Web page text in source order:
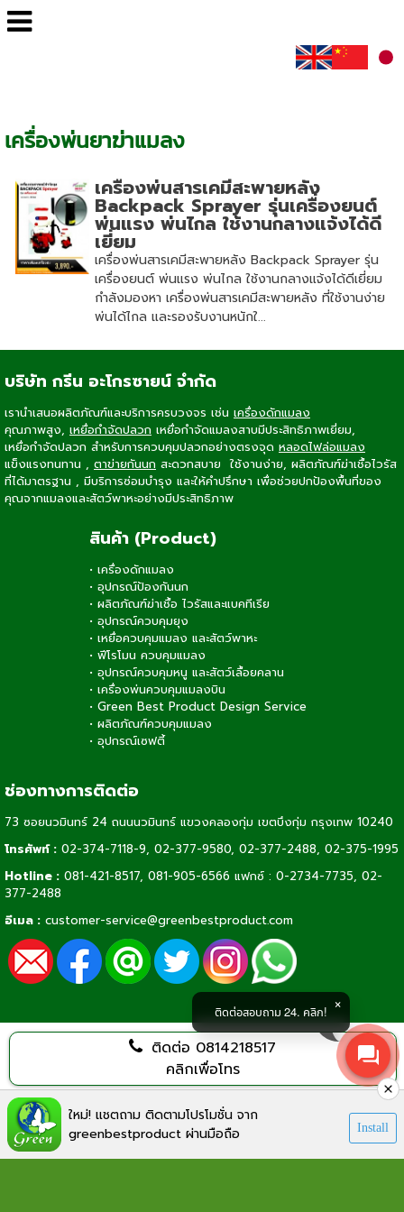
เครื่องพ่นยาฆ่าแมลง
เครื่องพ่นสารเคมีสะพายหลัง
Backpack Sprayer รุ่นเครื่องยนต์
พ่นแรง พ่นไกล ใช้งานกลางแจ้งได้ดี
เยี่ยม
เครื่องพ่นสารเคมีสะพายหลัง Backpack Sprayer รุ่น
เครื่องยนต์ พ่นแรง พ่นไกล ใช้งานกลางแจ้งได้ดีเยี่ยม
กำลังมองหา เครื่องพ่นสารเคมีสะพายหลัง ที่ใช้งานง่าย
พ่นได้ไกล และรองรับงานหนักใ...
บริษัท กรีน อะโกรซายน์ จำกัด
เรานำเสนอผลิตภัณฑ์และบริการครบวงจร เช่น เครื่องดักแมลง
คุณภาพสูง, เหยื่อกำจัดปลวก เหยื่อกำจัดแมลงสาบมีประสิทธิภาพเยี่ยม,
เหยื่อกำจัดปลวก สำหรับการควบคุมปลวกอย่างตรงจุด หลอดไฟล่อแมลง
แข็งแรงทนทาน , ตาข่ายกันนก สะดวกสบาย ใช้งานง่าย, ผลิตภัณฑ์ฆ่าเชื้อไวรัส
ที่ได้มาตรฐาน , มีบริการซ่อมบำรุง และให้คำปรึกษา เพื่อช่วยปกป้องพื้นที่ของ
คุณจากแมลงและสัตว์พาหะอย่างมีประสิทธิภาพ
สินค้า (Product)
• เครื่องดักแมลง
• อุปกรณ์ป้องกันนก
• ผลิตภัณฑ์ฆ่าเชื้อ ไวรัสและแบคทีเรีย
• อุปกรณ์ควบคุมยุง
• เหยื่อควบคุมแมลง และสัตว์พาหะ
• ฟีโรโมน ควบคุมแมลง
• อุปกรณ์ควบคุมหนู และสัตว์เลื้อยคลาน
• เครื่องพ่นควบคุมแมลงบิน
• Green Best Product Design Service
• ผลิตภัณฑ์ควบคุมแมลง
• อุปกรณ์เซฟตี้
ช่องทางการติดต่อ
73 ซอยนวมินทร์ 24 ถนนนวมินทร์ แขวงคลองกุ่ม เขตบึงกุ่ม กรุงเทพ 10240
โทรศัพท์ : 02-374-7118-9, 02-377-9580, 02-377-2488, 02-375-1995
Hotline : 081-421-8517, 081-905-6566 แฟกซ์ : 0-2734-7735, 02-
377-2488
อีเมล : customer-service@greenbestproduct.com
ติดต่อ 0814218517
คลิกเพื่อโทร
Visitors: 626,426
ใหม่! แชตถาม ติดตามโปรโมชั่น จาก
greenbestproduct ผ่านมือถือ
Install
ติดต่อสอบถาม 24. คลิก!